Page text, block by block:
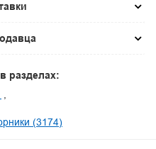
разделах:
(3174)